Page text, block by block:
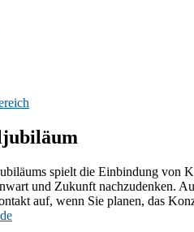
spielt die Einbindung von
und Zukunft nachzudenken.
auf, wenn Sie planen, das